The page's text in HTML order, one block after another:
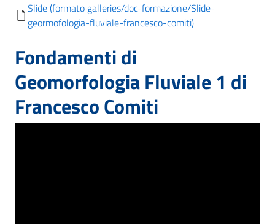
Slide (formato galleries/doc-formazione/Slide-
geormofologia-fluviale-francesco-comiti)
Fondamenti di
Geomorfologia Fluviale 1 di
Francesco Comiti